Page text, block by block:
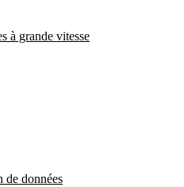
à grande vitesse
de données